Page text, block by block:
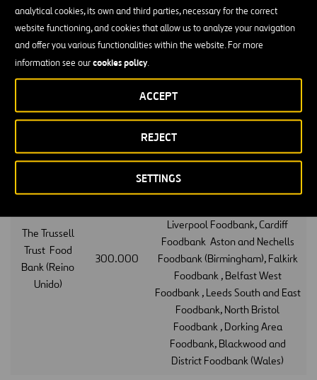
analytical cookies, its own and third parties, necessary for the correct
website functioning, and cookies that allow us to analyze your navigation
and offer you various functionalities within the website. For more
information see ourcookies policy.
SETTINGS
REJECT
ACCEPT
CESAL-
Ayuntamiento
de Madrid
300.000
Menús diarios en los Distritos de
Villaverde y La Latina
Fundación
Caminos
Apoyo a colegiados afectados
por COVID-19
The Trussell
Trust Food
Bank (Reino
Unido)
300.000
Bancos de alimentos de Vauxhall
Foodbank (London), Glasgow NW
Foodbank, Burngreave
Liverpool Foodbank, Cardiff
Foodbank Aston and Nechells
Foodbank (Birmingham), Falkirk
Foodbank , Belfast West
Foodbank , Leeds South and East
Foodbank, North Bristol
Foodbank , Dorking Area
Foodbank, Blackwood and
District Foodbank (Wales)